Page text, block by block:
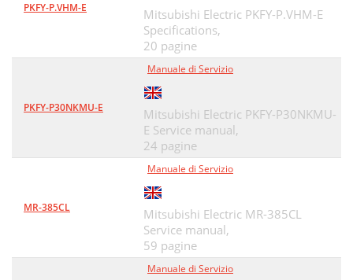
PKFY-P.VHM-E
Mitsubishi Electric PKFY-P.VHM-E
Specifications,
20 pagine
PKFY-P30NKMU-E
Manuale di Servizio
Mitsubishi Electric PKFY-P30NKMU-
E Service manual,
24 pagine
MR-385CL
Manuale di Servizio
Mitsubishi Electric MR-385CL
Service manual,
59 pagine
Manuale di Servizio